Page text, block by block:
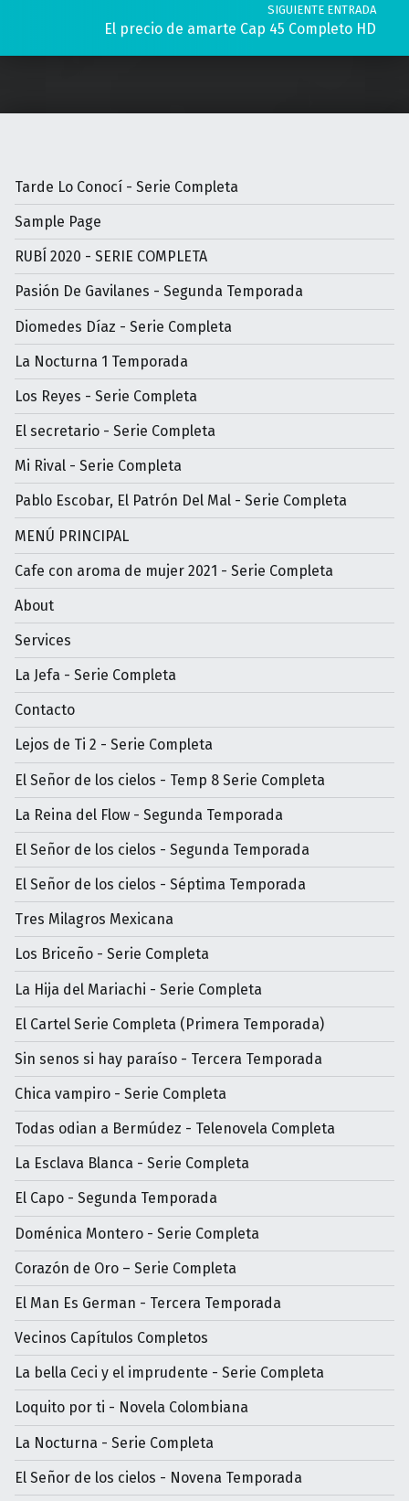
SIGUIENTE ENTRADA
El precio de amarte Cap 45 Completo HD
Tarde Lo Conocí - Serie Completa
Sample Page
RUBÍ 2020 - SERIE COMPLETA
Pasión De Gavilanes - Segunda Temporada
Diomedes Díaz - Serie Completa
La Nocturna 1 Temporada
Los Reyes - Serie Completa
El secretario - Serie Completa
Mi Rival - Serie Completa
Pablo Escobar, El Patrón Del Mal - Serie Completa
MENÚ PRINCIPAL
Cafe con aroma de mujer 2021 - Serie Completa
About
Services
La Jefa - Serie Completa
Contacto
Lejos de Ti 2 - Serie Completa
El Señor de los cielos - Temp 8 Serie Completa
La Reina del Flow - Segunda Temporada
El Señor de los cielos - Segunda Temporada
El Señor de los cielos - Séptima Temporada
Tres Milagros Mexicana
Los Briceño - Serie Completa
La Hija del Mariachi - Serie Completa
El Cartel Serie Completa (Primera Temporada)
Sin senos si hay paraíso - Tercera Temporada
Chica vampiro - Serie Completa
Todas odian a Bermúdez - Telenovela Completa
La Esclava Blanca - Serie Completa
El Capo - Segunda Temporada
Doménica Montero - Serie Completa
Corazón de Oro – Serie Completa
El Man Es German - Tercera Temporada
Vecinos Capítulos Completos
La bella Ceci y el imprudente - Serie Completa
Loquito por ti - Novela Colombiana
La Nocturna - Serie Completa
El Señor de los cielos - Novena Temporada